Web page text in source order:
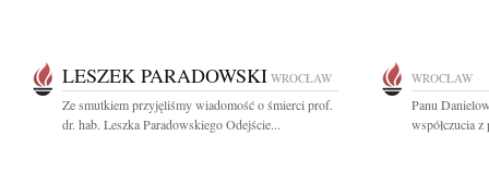
LESZEK PARADOWSKI WROCŁAW
Ze smutkiem przyjęliśmy wiadomość o śmierci prof.
dr. hab. Leszka Paradowskiego Odejście...
WROCŁAW
Panu
współczucia